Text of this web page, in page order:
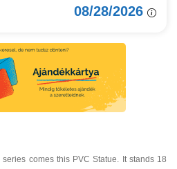
08/28/2026
comes this PVC Statue. It stands 18